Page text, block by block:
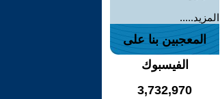
المزيد.....
المعجبين بنا على
الفيسبوك
3,732,970